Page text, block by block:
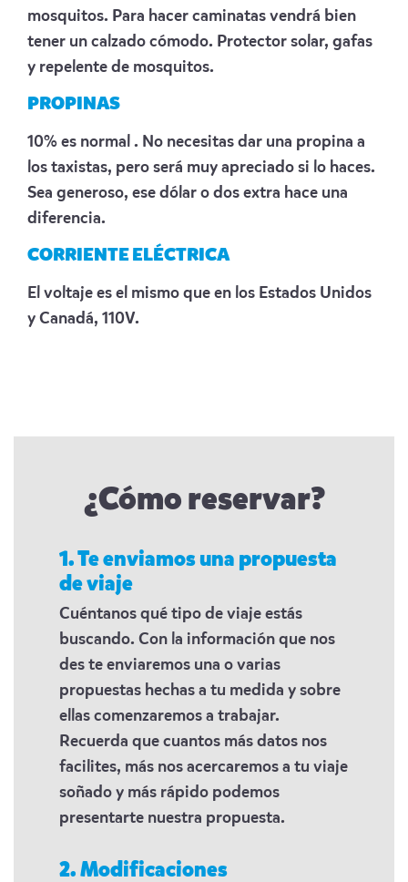
mosquitos. Para hacer caminatas vendrá bien
tener un calzado cómodo. Protector solar, gafas
y repelente de mosquitos.
PROPINAS
10% es normal . No necesitas dar una propina a
los taxistas, pero será muy apreciado si lo haces.
Sea generoso, ese dólar o dos extra hace una
diferencia.
CORRIENTE ELÉCTRICA
El voltaje es el mismo que en los Estados Unidos
y Canadá, 110V.
¿Cómo reservar?
1. Te enviamos una propuesta
de viaje
Cuéntanos qué tipo de viaje estás
buscando. Con la información que nos
des te enviaremos una o varias
propuestas hechas a tu medida y sobre
ellas comenzaremos a trabajar.
Recuerda que cuantos más datos nos
facilites, más nos acercaremos a tu viaje
soñado y más rápido podemos
presentarte nuestra propuesta.
2. Modificaciones